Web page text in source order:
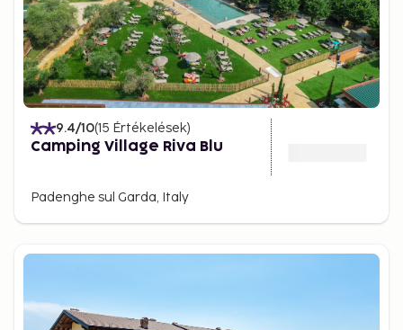
9.4/10(15 Értékelések)
Camping Village Riva Blu
Padenghe sul Garda, Italy